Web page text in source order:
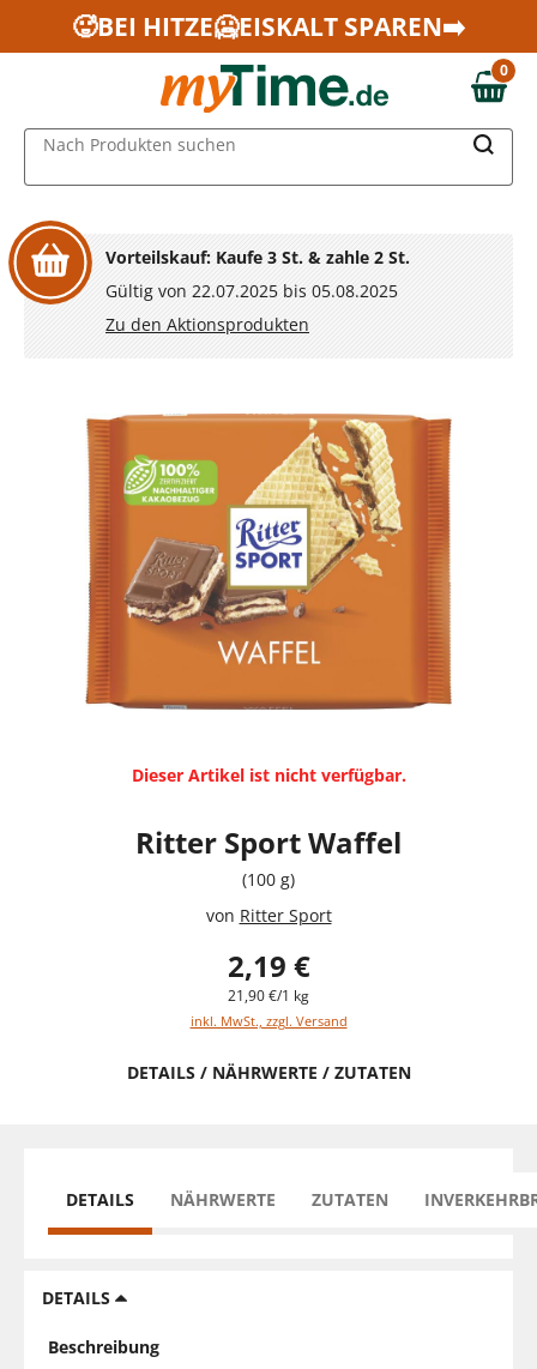
Zum Hauptinhalt springen
Zur Navigation springen
Zur Suche springen
🥵BEI HITZE🥶EISKALT SPAREN➡️
0,00 €
0
Nach Produkten suchen
Vorteilskauf: Kaufe 3 St. & zahle 2 St.
Gültig von 22.07.2025 bis 05.08.2025
Zu den Aktionsprodukten
Dieser Artikel ist nicht verfügbar.
Ritter Sport Waffel
(100 g)
von Ritter Sport
2,19 €
21,90 €/1 kg
inkl. MwSt., zzgl. Versand
DETAILS / NÄHRWERTE / ZUTATEN
DETAILS NÄHRWERTE ZUTATEN
DETAILS
Beschreibung